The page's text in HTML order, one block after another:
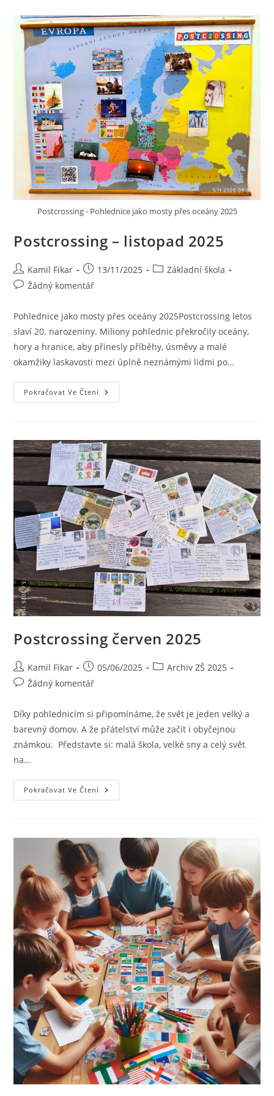
Postcrossing - Pohlednice jako mosty přes oceány 2025
Postcrossing – listopad 2025
Kamil Fikar 13/11/2025
Základní škola
Žádný komentář
Pohlednice jako mosty přes oceány 2025Postcrossing letos
slaví 20. narozeniny. Miliony pohlednic překročily oceány,
hory a hranice, aby přinesly příběhy, úsměvy a malé
okamžiky laskavosti mezi úplně neznámými lidmi po…
Pokračovat Ve Čtení
Postcrossing červen 2025
Kamil Fikar 05/06/2025
Archiv ZŠ 2025
Žádný komentář
Díky pohlednicím si připomínáme, že svět je jeden velký a
barevný domov. A že přátelství může začít i obyčejnou
známkou. Představte si: malá škola, velké sny a celý svět
na…
Pokračovat Ve Čtení